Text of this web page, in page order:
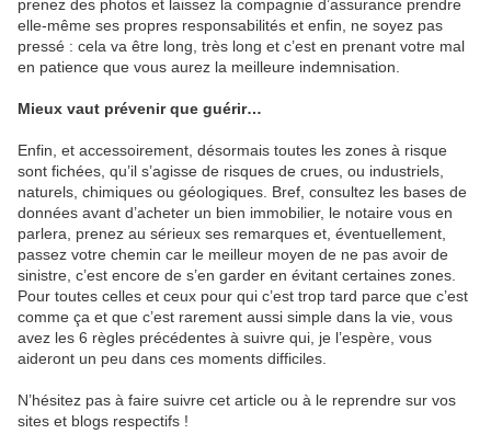
prenez des photos et laissez la compagnie d’assurance prendre
elle-même ses propres responsabilités et enfin, ne soyez pas
pressé : cela va être long, très long et c’est en prenant votre mal
en patience que vous aurez la meilleure indemnisation.
Mieux vaut prévenir que guérir…
Enfin, et accessoirement, désormais toutes les zones à risque
sont fichées, qu’il s’agisse de risques de crues, ou industriels,
naturels, chimiques ou géologiques. Bref, consultez les bases de
données avant d’acheter un bien immobilier, le notaire vous en
parlera, prenez au sérieux ses remarques et, éventuellement,
passez votre chemin car le meilleur moyen de ne pas avoir de
sinistre, c’est encore de s’en garder en évitant certaines zones.
Pour toutes celles et ceux pour qui c’est trop tard parce que c’est
comme ça et que c’est rarement aussi simple dans la vie, vous
avez les 6 règles précédentes à suivre qui, je l’espère, vous
aideront un peu dans ces moments difficiles.
N’hésitez pas à faire suivre cet article ou à le reprendre sur vos
sites et blogs respectifs !